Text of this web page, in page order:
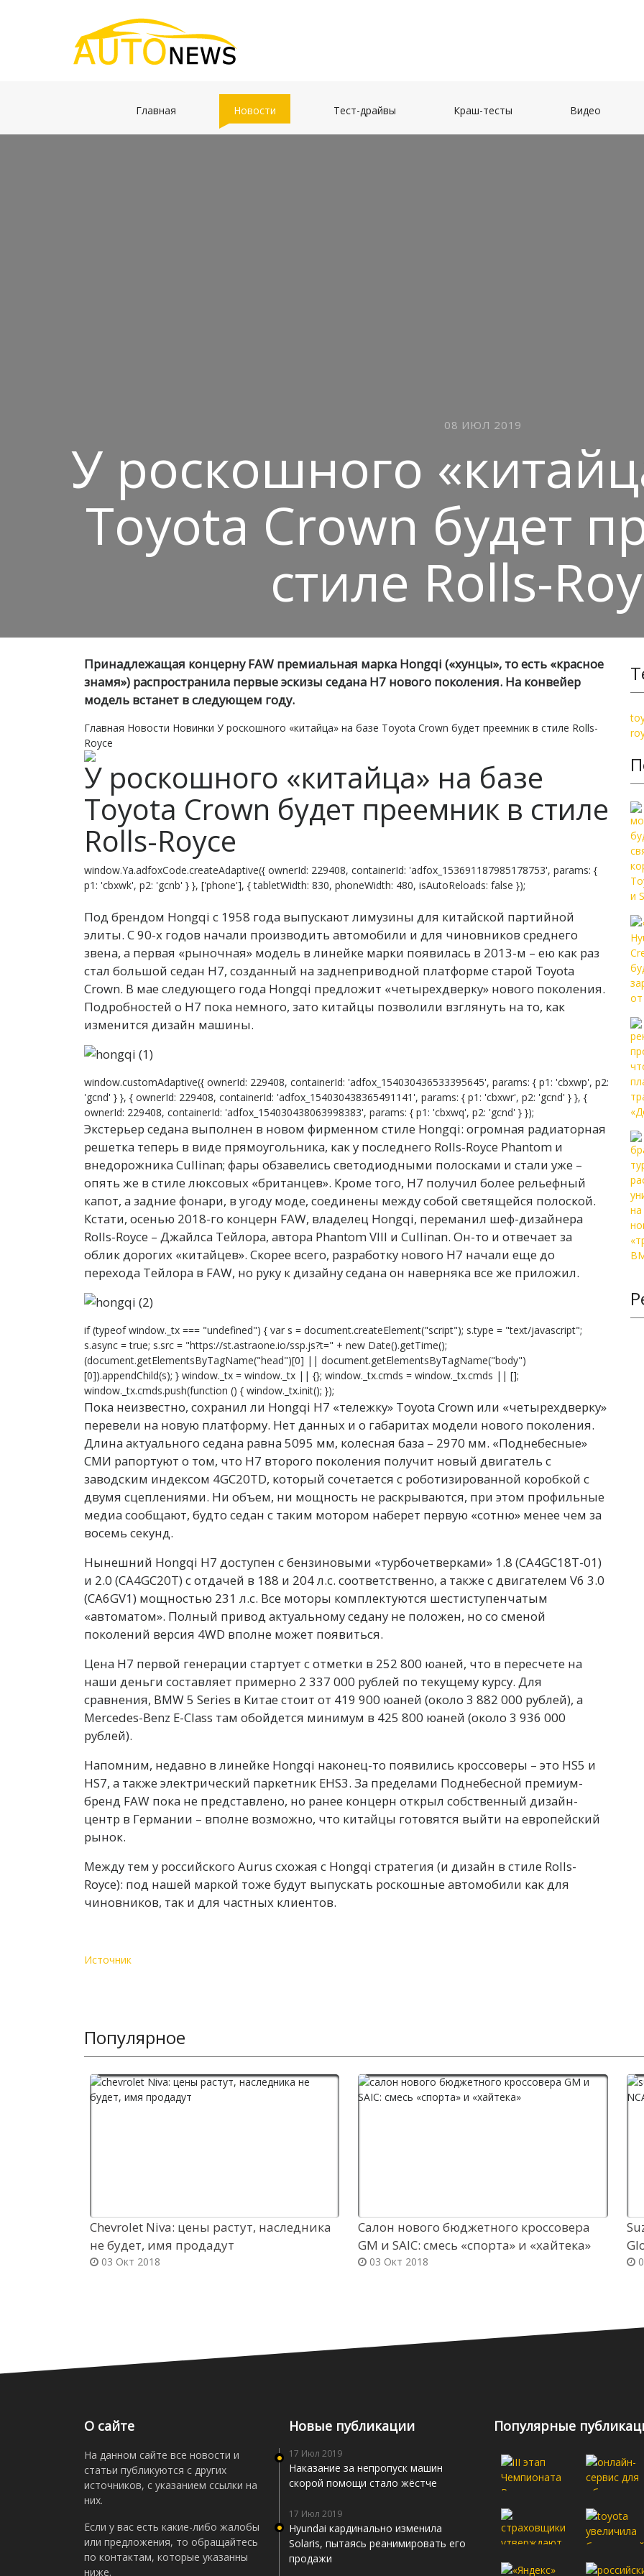
Главная Новости Тест-драйвы Краш-тесты Видео
08 ИЮЛ 2019
У роскошного
Toyota Crown будет
стиле Rolls-
Принадлежащая концерну FAW премиальная марка Hongqi («хунцы», то есть «красное
знамя») распространила первые эскизы седана H7 нового поколения. На конвейер
модель встанет в следующем году.
Главная Новости Новинки У роскошного «китайца» на базе Toyota Crown будет преемник в стиле Rolls-
Royce
У роскошного «китайца» на базе
Toyota Crown будет преемник в стиле
Rolls-Royce
window.Ya.adfoxCode.createAdaptive({ ownerId: 229408, containerId: 'adfox_153691187985178753', params: {
p1: 'cbxwk', p2: 'gcnb' } }, ['phone'], { tabletWidth: 830, phoneWidth: 480, isAutoReloads: false });
Под брендом Hongqi с 1958 года выпускают лимузины для китайской партийной
элиты. С 90-х годов начали производить автомобили и для чиновников среднего
звена, а первая «рыночная» модель в линейке марки появилась в 2013-м – ею как раз
стал большой седан H7, созданный на заднеприводной платформе старой Toyota
Crown. В мае следующего года Hongqi предложит «четырехдверку» нового поколения.
Подробностей о H7 пока немного, зато китайцы позволили взглянуть на то, как
изменится дизайн машины.
window.customAdaptive({ ownerId: 229408, containerId: 'adfox_154030436533395645', params: { p1: 'cbxwp', p2:
'gcnd' } }, { ownerId: 229408, containerId: 'adfox_154030438365491141', params: { p1: 'cbxwr', p2: 'gcnd' } }, {
ownerId: 229408, containerId: 'adfox_154030438063998383', params: { p1: 'cbxwq', p2: 'gcnd' } });
Экстерьер седана выполнен в новом фирменном стиле Hongqi: огромная радиаторная
решетка теперь в виде прямоугольника, как у последнего Rolls-Royce Phantom и
внедорожника Cullinan; фары обзавелись светодиодными полосками и стали уже –
опять же в стиле люксовых «британцев». Кроме того, H7 получил более рельефный
капот, а задние фонари, в угоду моде, соединены между собой светящейся полоской.
Кстати, осенью 2018-го концерн FAW, владелец Hongqi, переманил шеф-дизайнера
Rolls-Royce – Джайлса Тейлора, автора Phantom VIII и Cullinan. Он-то и отвечает за
облик дорогих «китайцев». Скорее всего, разработку нового H7 начали еще до
перехода Тейлора в FAW, но руку к дизайну седана он наверняка все же приложил.
if (typeof window._tx === "undefined") { var s = document.createElement("script"); s.type = "text/javascript";
s.async = true; s.src = "https://st.astraone.io/ssp.js?t=" + new Date().getTime();
(document.getElementsByTagName("head")[0] || document.getElementsByTagName("body")
[0]).appendChild(s); } window._tx = window._tx || {}; window._tx.cmds = window._tx.cmds || [];
window._tx.cmds.push(function () { window._tx.init(); });
Пока неизвестно, сохранил ли Hongqi H7 «тележку» Toyota Crown или «четырехдверку»
перевели на новую платформу. Нет данных и о габаритах модели нового поколения.
Длина актуального седана равна 5095 мм, колесная база – 2970 мм. «Поднебесные»
СМИ рапортуют о том, что H7 второго поколения получит новый двигатель с
заводским индексом 4GC20TD, который сочетается с роботизированной коробкой с
двумя сцеплениями. Ни объем, ни мощность не раскрываются, при этом профильные
медиа сообщают, будто седан с таким мотором наберет первую «сотню» менее чем за
восемь секунд.
Нынешний Hongqi H7 доступен с бензиновыми «турбочетверками» 1.8 (CA4GC18T-01)
и 2.0 (CA4GC20T) с отдачей в 188 и 204 л.с. соответственно, а также с двигателем V6 3.0
(CA6GV1) мощностью 231 л.с. Все моторы комплектуются шестиступенчатым
«автоматом». Полный привод актуальному седану не положен, но со сменой
поколений версия 4WD вполне может появиться.
Цена H7 первой генерации стартует с отметки в 252 800 юаней, что в пересчете на
наши деньги составляет примерно 2 337 000 рублей по текущему курсу. Для
сравнения, BMW 5 Series в Китае стоит от 419 900 юаней (около 3 882 000 рублей), а
Mercedes-Benz E-Class там обойдется минимум в 425 800 юаней (около 3 936 000
рублей).
Напомним, недавно в линейке Hongqi наконец-то появились кроссоверы – это HS5 и
HS7, а также электрический паркетник EHS3. За пределами Поднебесной премиум-
бренд FAW пока не представлено, но ранее концерн открыл собственный дизайн-
центр в Германии – вполне возможно, что китайцы готовятся выйти на европейский
рынок.
Между тем у российского Aurus схожая с Hongqi стратегия (и дизайн в стиле Rolls-
Royce): под нашей маркой тоже будут выпускать роскошные автомобили как для
чиновников, так и для частных клиентов.
Источник
Популярное
Chevrolet Niva: цены растут, наследника
не будет, имя продадут
03 Окт 2018
Салон нового бюджетного кроссовера
GM и SAIC: смесь «спорта» и «хайтека»
03 Окт 2018
О сайте
На данном сайте все новости и
статьи публикуются с других
источников, с указанием ссылки на
них.
Если у вас есть какие-либо жалобы
или предложения, то обращайтесь
по контактам, которые указанны
ниже.
Новые публикации
17 Июл 2019
Наказание за непропуск машин
скорой помощи стало жёстче
17 Июл 2019
Hyundai кардинально изменила
Solaris, пытаясь реанимировать его
продажи
Популярные